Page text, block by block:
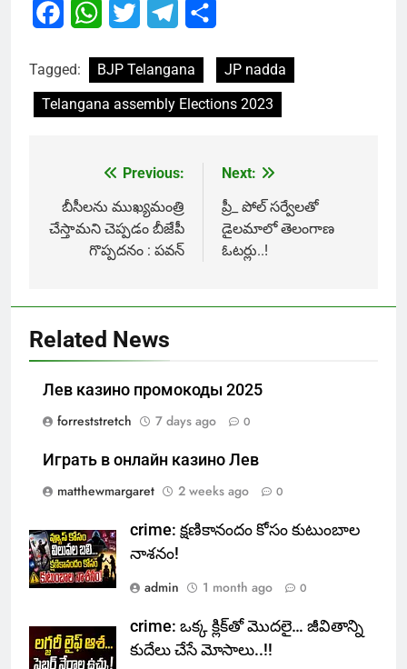
FacebookWhatsApp
Twitter Telegram
Tagged: BJP Telangana
JP nadda
Telangana assembly Elections 2023
navigation
Previous:
బీసీలను ముఖ్యమంత్రి
చేస్తామని చెప్పడం బీజేపీ
గొప్పదనం : పవన్
Next:
ప్రీ_ పోల్ సర్వేలతో
డైలమాలో తెలంగాణ
ఓటర్లు..!
Related News
Лев казино промокоды 2025
forreststretch
7 days ago 0
Играть в онлайн казино Лев
matthewmargaret
2 weeks ago 0
crime: క్షణికానందం కోసం కుటుంబాల
నాశనం!
admin
1 month ago 0
crime: ఒక్క క్లిక్‌తో మొదలై… జీవితాన్ని
కుదేలు చేసే మోసాలు..!!